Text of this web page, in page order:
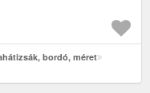
bordó, méret